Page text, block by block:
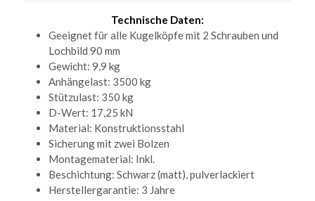
Technische Daten:
Geeignet für alle Kugelköpfe mit 2 Schrauben und
Lochbild 90 mm
Gewicht: 9,9 kg
Anhängelast: 3500 kg
Stützulast: 350 kg
D-Wert: 17,25 kN
Material: Konstruktionsstahl
Sicherung mit zwei Bolzen
Montagematerial: Inkl.
Beschichtung: Schwarz (matt), pulverlackiert
Herstellergarantie: 3 Jahre